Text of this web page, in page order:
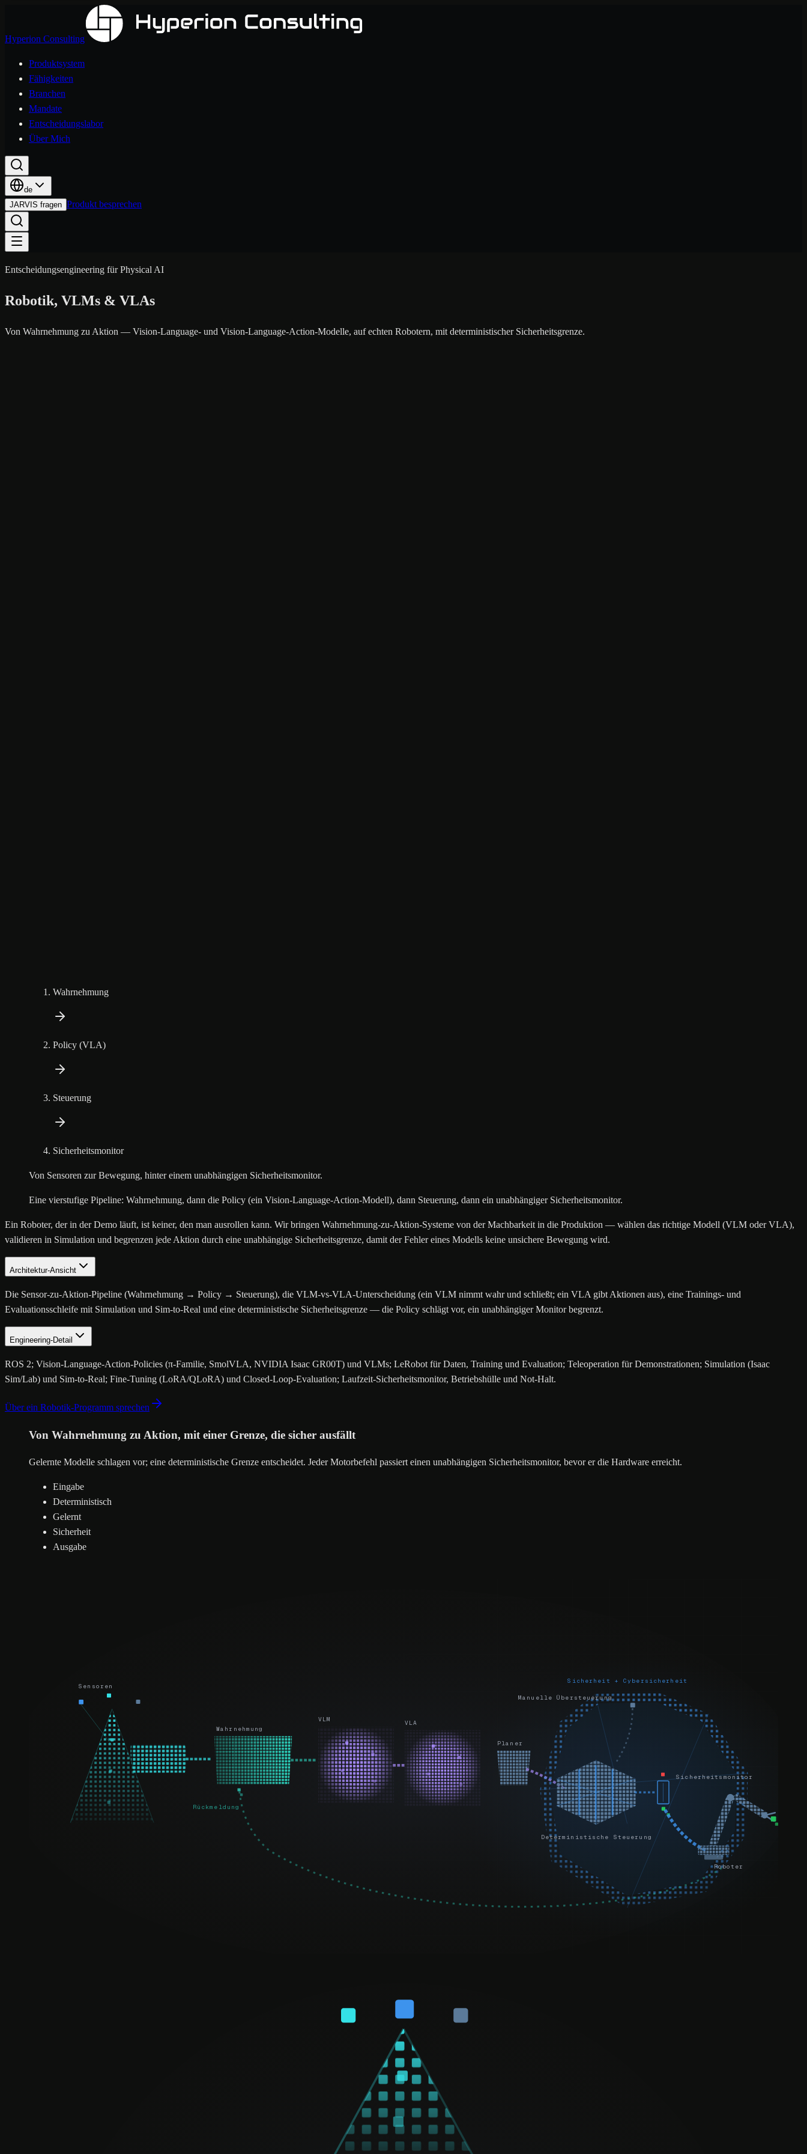
Hyperion Consulting
Produktsystem
Fähigkeiten
Branchen
Mandate
Entscheidungslabor
Über Mich
de
JARVIS fragen Produkt besprechen
Entscheidungsengineering für Physical AI
Robotik, VLMs & VLAs
Von Wahrnehmung zu Aktion — Vision-Language- und Vision-Language-Action-Modelle, auf echten Robotern, mit deterministischer Sicherheitsgrenze.
Wahrnehmung
Policy (VLA)
Steuerung
Sicherheitsmonitor
Von Sensoren zur Bewegung, hinter einem unabhängigen Sicherheitsmonitor.
Eine vierstufige Pipeline: Wahrnehmung, dann die Policy (ein Vision-Language-Action-Modell), dann Steuerung, dann ein unabhängiger Sicherheitsmonitor.
Ein Roboter, der in der Demo läuft, ist keiner, den man ausrollen kann. Wir bringen Wahrnehmung-zu-Aktion-Systeme von der Machbarkeit in die Produktion — wählen das richtige Modell (VLM oder VLA),
validieren in Simulation und begrenzen jede Aktion durch eine unabhängige Sicherheitsgrenze, damit der Fehler eines Modells keine unsichere Bewegung wird.
Architektur-Ansicht
Die Sensor-zu-Aktion-Pipeline (Wahrnehmung → Policy → Steuerung), die VLM-vs-VLA-Unterscheidung (ein VLM nimmt wahr und schließt; ein VLA gibt Aktionen aus), eine Trainings- und
Evaluationsschleife mit Simulation und Sim-to-Real und eine deterministische Sicherheitsgrenze — die Policy schlägt vor, ein unabhängiger Monitor begrenzt.
Engineering-Detail
ROS 2; Vision-Language-Action-Policies (π-Familie, SmolVLA, NVIDIA Isaac GR00T) und VLMs; LeRobot für Daten, Training und Evaluation; Teleoperation für Demonstrationen; Simulation (Isaac
Sim/Lab) und Sim-to-Real; Fine-Tuning (LoRA/QLoRA) und Closed-Loop-Evaluation; Laufzeit-Sicherheitsmonitor, Betriebshülle und Not-Halt.
Über ein Robotik-Programm sprechen
Von Wahrnehmung zu Aktion, mit einer Grenze, die sicher ausfällt
Gelernte Modelle schlagen vor; eine deterministische Grenze entscheidet. Jeder Motorbefehl passiert einen unabhängigen Sicherheitsmonitor, bevor er die Hardware erreicht.
Eingabe
Deterministisch
Gelernt
Sicherheit
Ausgabe
Sensoren
Wahrnehmung
VLM VLA
Planer
Sicherheit + Cybersicherheit
Deterministische Steuerung
Sicherheitsmonitor
Manuelle Übersteuerung
Roboter
Rückmeldung